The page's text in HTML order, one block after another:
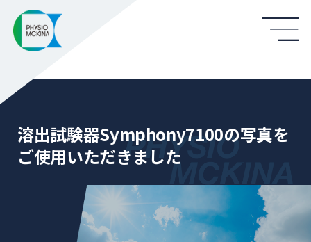
溶出試験器Symphony7100の写真を
ご使用いただきました